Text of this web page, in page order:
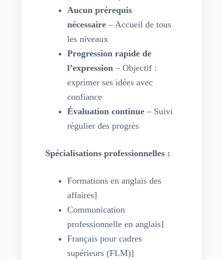
Aucun prérequis
nécessaire– Accueil de tous
les niveaux
Progression rapide de
l’expression – Objectif :
exprimer ses idées avec
confiance
Évaluation continue– Suivi
régulier des progrès
Spécialisations professionnelles :
Formations en anglais des
affaires]
Communication
professionnelle en anglais]
Français pour cadres
supérieurs (FLM)]